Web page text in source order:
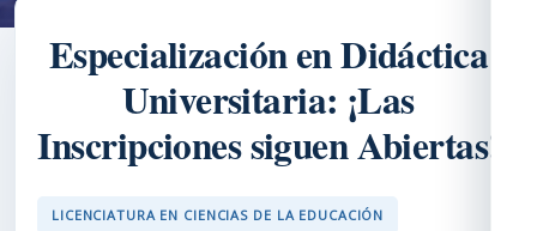
Especialización en Didáctica
Universitaria: ¡Las
Inscripciones siguen Abiertas!
LICENCIATURA EN CIENCIAS DE LA EDUCACIÓN